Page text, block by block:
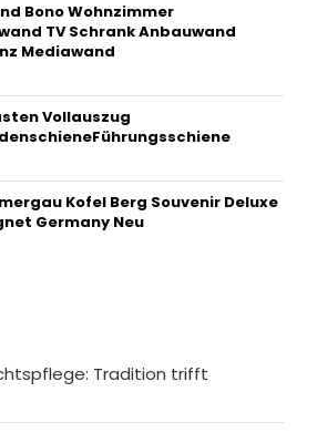
Bono Wohnzimmer
TV Schrank Anbauwand
Mediawand
Vollauszug
Kofel Berg Souvenir Deluxe
Germany Neu
Tradition trifft